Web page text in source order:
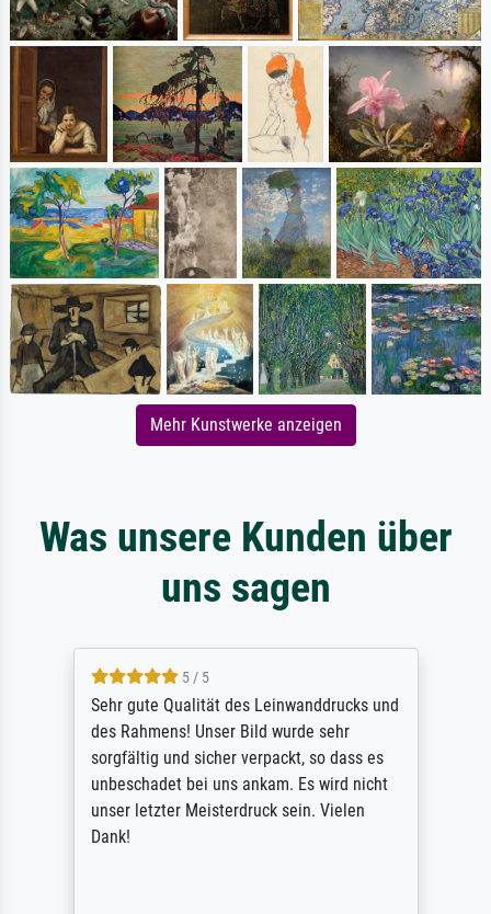
Mehr Kunstwerke anzeigen
Was unsere Kunden über
uns sagen
5 / 5
Sehr gute Qualität des Leinwanddrucks und
des Rahmens! Unser Bild wurde sehr
sorgfältig und sicher verpackt, so dass es
unbeschadet bei uns ankam. Es wird nicht
unser letzter Meisterdruck sein. Vielen
Dank!